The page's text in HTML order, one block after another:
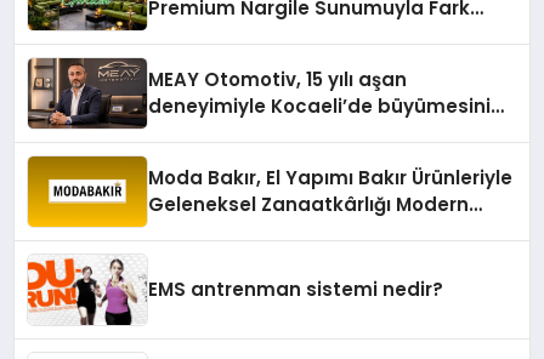
Premium Nargile Sunumuyla Fark
MEAY Otomotiv, 15 yılı aşan
deneyimiyle Kocaeli’de büyümesini
Moda Bakır, El Yapımı Bakır Ürünleriyle
Geleneksel Zanaatkârlığı Modern
EMS antrenman sistemi nedir?